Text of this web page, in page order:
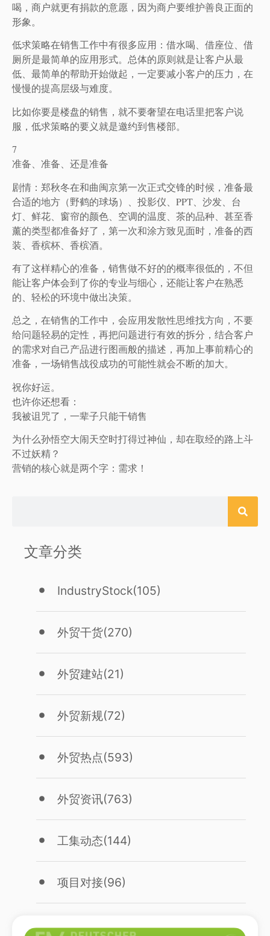
喝，商户就更有捐款的意愿，因为商户要维护善良正面的
形象。
低求策略在销售工作中有很多应用：借水喝、借座位、借
厕所是最简单的应用形式。总体的原则就是让客户从最
低、最简单的帮助开始做起，一定要减小客户的压力，在
慢慢的提高层级与难度。
比如你要是楼盘的销售，就不要奢望在电话里把客户说
服，低求策略的要义就是邀约到售楼部。
7
准备、准备、还是准备
剧情：郑秋冬在和曲闽京第一次正式交锋的时候，准备最
合适的地方（野鹤的球场）、投影仪、PPT、沙发、台
灯、鲜花、窗帘的颜色、空调的温度、茶的品种、甚至香
薰的类型都准备好了，第一次和涂方致见面时，准备的西
装、香槟杯、香槟酒。
有了这样精心的准备，销售做不好的的概率很低的，不但
能让客户体会到了你的专业与细心，还能让客户在熟悉
的、轻松的环境中做出决策。
总之，在销售的工作中，会应用发散性思维找方向，不要
给问题轻易的定性，再把问题进行有效的拆分，结合客户
的需求对自己产品进行图画般的描述，再加上事前精心的
准备，一场销售战役成功的可能性就会不断的加大。
祝你好运。
也许你还想看：
我被诅咒了，一辈子只能干销售
为什么孙悟空大闹天空时打得过神仙，却在取经的路上斗
不过妖精？
营销的核心就是两个字：需求！
文章分类
IndustryStock(105)
外贸干货(270)
外贸建站(21)
外贸新规(72)
外贸热点(593)
外贸资讯(763)
工集动态(144)
项目对接(96)